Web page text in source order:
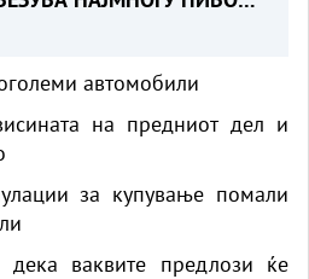
автомобили
на предниот дел и
за купување помали
ваквите предлози ќе